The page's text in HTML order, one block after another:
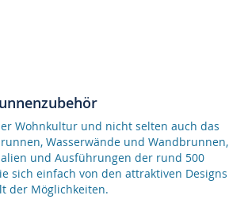
Wohnkultur und nicht selten auch das
Wasserwände und Wandbrunnen,
und Ausführungen der rund 500
sich einfach von den attraktiven Designs
der Möglichkeiten.